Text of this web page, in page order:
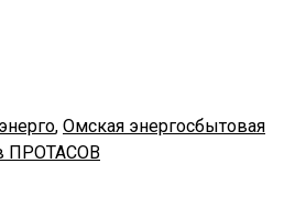
, Омская энергосбытовая
ПРОТАСОВ